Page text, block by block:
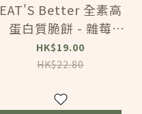
EAT'S Better 全素高
蛋白質脆餅 - 雜莓
（45G）（59821）
HK$19.00
HK$22.80